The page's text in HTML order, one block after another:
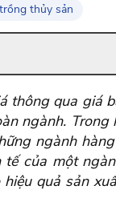
thủy sản
qua giá
ngành.
ngành
của một
quả sản